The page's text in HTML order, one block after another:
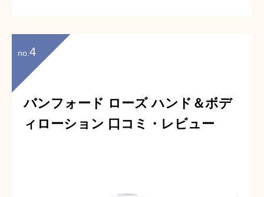
ているところも◎です。
no. 4
バンフォード ローズ ハンド＆ボデ
ィローション 口コミ・レビュー